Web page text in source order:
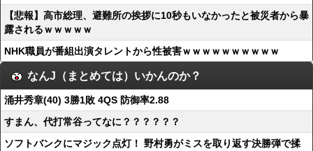
【悲報】高市総理、避難所の挨拶に10秒もいなかったと被災者から暴
露されるｗｗｗｗｗ
NHK職員が番組出演タレントから性被害ｗｗｗｗｗｗｗｗｗｗ
なんJ（まとめては）いかんのか？
涌井秀章(40) 3勝1敗 4QS 防御率2.88
すまん、代打常谷ってなに？？？？？？
ソフトバンクにマジック点灯！ 野村勇がミスを取り返す決勝弾で揉